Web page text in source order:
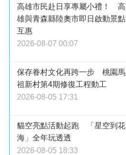
高雄市民赴日享專屬小禮！ 高
雄與青森縣陸奧市即日啟動景點
互惠
2026-08-07 00:07
保存眷村文化再跨一步 桃園馬
祖新村第4期修復工程動工
2026-08-05 17:31
貓空亮點活動起跑 「星空到花
海」全年玩透透
2026-08-05 18:33